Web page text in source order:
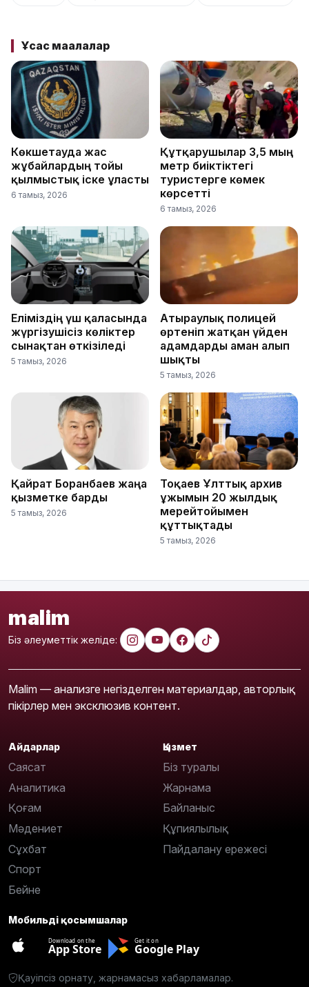
Ұқсас мақалалар
Көкшетауда жас
жұбайлардың тойы
қылмыстық іске ұласты
6 тамыз, 2026
Құтқарушылар 3,5 мың
метр биіктіктегі
туристерге көмек
көрсетті
6 тамыз, 2026
Еліміздің үш қаласында
жүргізушісіз көліктер
сынақтан өткізіледі
5 тамыз, 2026
Атыраулық полицей
өртеніп жатқан үйден
адамдарды аман алып
шықты
5 тамыз, 2026
Қайрат Боранбаев жаңа
қызметке барды
5 тамыз, 2026
Тоқаев Ұлттық архив
ұжымын 20 жылдық
мерейтойымен
құттықтады
5 тамыз, 2026
malim
Біз әлеуметтік желіде:
Malim — анализге негізделген материалдар, авторлық
пікірлер мен эксклюзив контент.
Айдарлар
Саясат
Аналитика
Қоғам
Мәдениет
Сұхбат
Спорт
Бейне
Қызмет
Біз туралы
Жарнама
Байланыс
Құпиялылық
Пайдалану ережесі
Мобильді қосымшалар
Download on the
App Store
Get it on
Google Play
Қауіпсіз орнату, жарнамасыз хабарламалар.